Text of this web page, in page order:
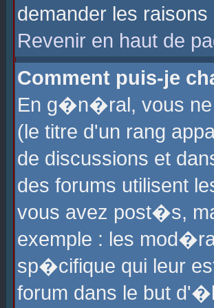
demander les
Revenir en haut de
Comment puis-je
En g�n�ral, vous ne
(le titre d'un rang
de discussions et
des forums utilisent
vous avez post�s,
exemple : les
sp�cifique qui leur
forum dans le but